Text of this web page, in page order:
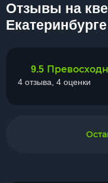
Отзывы на
Екатеринбурге
9.5
4 отзыва, 4 оценки